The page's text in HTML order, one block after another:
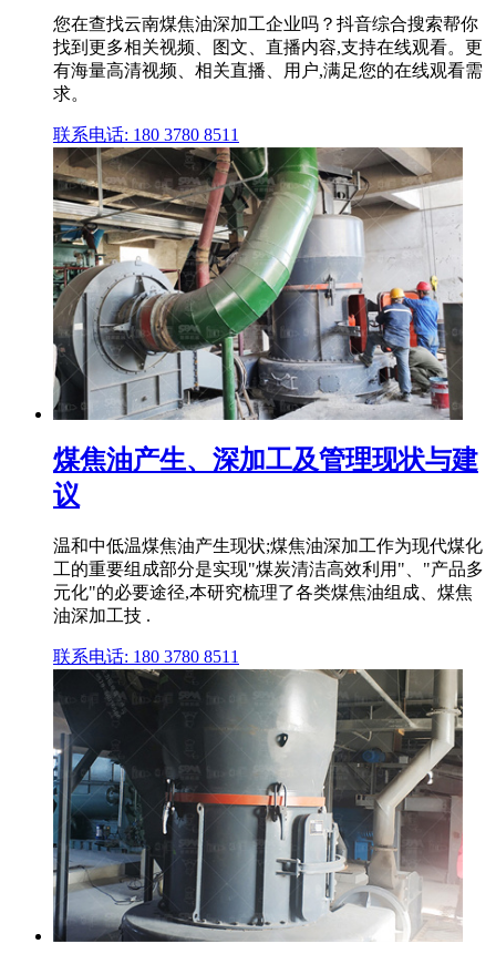
您在查找云南煤焦油深加工企业吗？抖音综合搜索帮你
找到更多相关视频、图文、直播内容,支持在线观看。更
有海量高清视频、相关直播、用户,满足您的在线观看需
求。
联系电话: 180 3780 8511
煤焦油产生、深加工及管理现状与建
议
温和中低温煤焦油产生现状;煤焦油深加工作为现代煤化
工的重要组成部分是实现"煤炭清洁高效利用"、"产品多
元化"的必要途径,本研究梳理了各类煤焦油组成、煤焦
油深加工技 .
联系电话: 180 3780 8511